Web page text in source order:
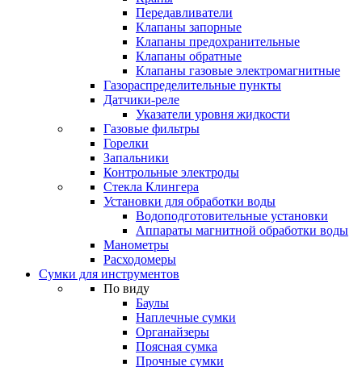
Передавливатели
Клапаны запорные
Клапаны предохранительные
Клапаны обратные
Клапаны газовые электромагнитные
Газораспределительные пункты
Датчики-реле
Указатели уровня жидкости
Газовые фильтры
Горелки
Запальники
Контрольные электроды
Стекла Клингера
Установки для обработки воды
Водоподготовительные установки
Аппараты магнитной обработки воды
Манометры
Расходомеры
Сумки для инструментов
По виду
Баулы
Наплечные сумки
Органайзеры
Поясная сумка
Прочные сумки